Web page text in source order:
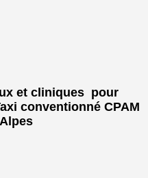
et cliniques pour
conventionné CPAM